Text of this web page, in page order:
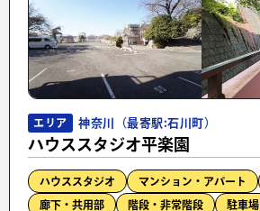
エリア 神奈川（最寄駅:石川町）
ハウススタジオ平楽園
ハウススタジオ マンション・アパート
廊下・共用部 階段・非常階段 駐車場